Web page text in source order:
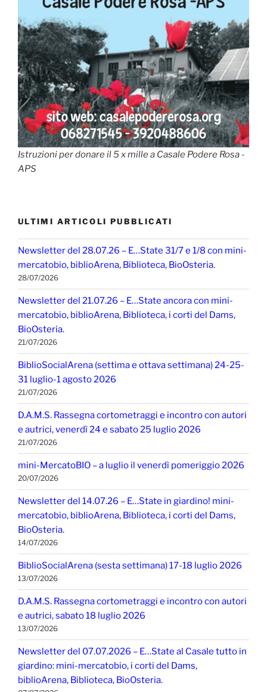
Istruzioni per donare il 5 x mille a Casale Podere Rosa -
APS
ULTIMI ARTICOLI PUBBLICATI
Newsletter del 28.07.26 – E…State 31/7 e 1/8 con mini-
mercatobio, biblioArena, Biblioteca, BioOsteria.
28/07/2026
Newsletter del 21.07.26 – E…State ancora con mini-
mercatobio, biblioArena, Biblioteca, i corti del Dams,
BioOsteria.
21/07/2026
BiblioSocialArena (settima e ottava settimana) 24-25-
31 luglio-1 agosto 2026
21/07/2026
D.A.M.S. Rassegna cortometraggi e incontro con autori
e autrici, venerdì 24 e sabato 25 luglio 2026
21/07/2026
mini-MercatoBIO – a luglio il venerdì pomeriggio 2026
20/07/2026
Newsletter del 14.07.26 – E…State in giardino! mini-
mercatobio, biblioArena, Biblioteca, i corti del Dams,
BioOsteria.
14/07/2026
BiblioSocialArena (sesta settimana) 17-18 luglio 2026
13/07/2026
D.A.M.S. Rassegna cortometraggi e incontro con autori
e autrici, sabato 18 luglio 2026
13/07/2026
Newsletter del 07.07.2026 – E…State al Casale tutto in
giardino: mini-mercatobio, i corti del Dams,
biblioArena, Biblioteca, BioOsteria.